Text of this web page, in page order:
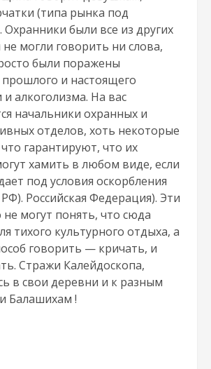
(типа рынка под
были все из других
могли говорить ни слова,
были поражены
и настоящего
и алкоголизма. На вас
начальники охранных и
отделов, хоть некоторые
гарантируют, что их
хамить в любом виде, если
под условия оскорбления
Российская Федерация). Эти
не могут понять, что сюда
тихого культурного отдыха, а
говорить — кричать, и
Стражи Калейдоскопа,
в свои деревни и к разным
Балашихам !